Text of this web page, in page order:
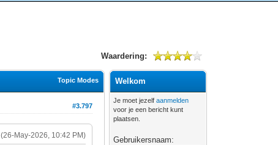
Waardering:
Topic Modes
#3.797
(26-May-2026, 10:42 PM)
Welkom
Je moet jezelfaanmelden
voor je een bericht kunt
plaatsen.
Gebruikersnaam: